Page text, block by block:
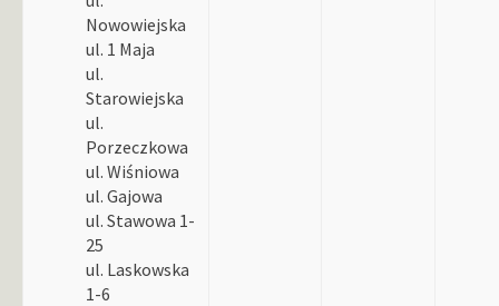
Nowowiejska
ul. 1 Maja
ul.
Starowiejska
ul.
Porzeczkowa
ul. Wiśniowa
ul. Gajowa
ul. Stawowa 1-
25
ul. Laskowska
1-6